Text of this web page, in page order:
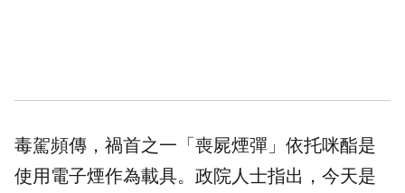
毒駕頻傳，禍首之一「喪屍煙彈」依托咪酯是
使用 電子煙作為載具。政院人士指出，今天是